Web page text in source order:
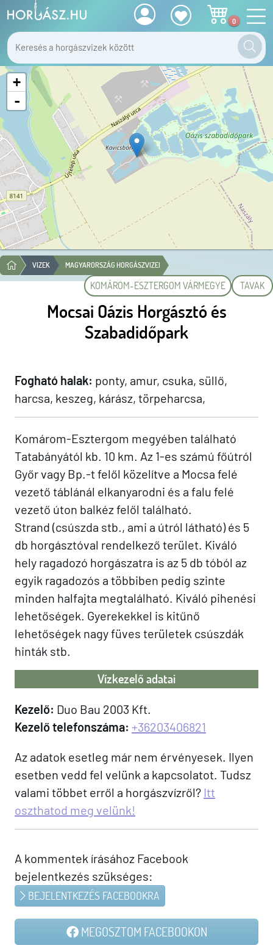
0
+
-
VIZEK MAGYARORSZÁG HORGÁSZVIZEI
KOMÁROM-ESZTERGOM VÁRMEGYE TAVAK
Mocsai Oázis Horgásztó és
Szabadidőpark
Fogható halak: ponty, amur, csuka, süllő,
harcsa, keszeg, kárász, törpeharcsa,
Komárom-Esztergom megyében található
Tatabányától kb. 10 km. Az 1-es számú főútról
Győr vagy Bp.-t felől közelítve a Mocsa felé
vezető táblánál elkanyarodni és a falu felé
vezető úton balkéz felől található.
Strand (csúszda stb., ami a útról látható) és 5
db horgásztóval rendelkező terület. Kiváló
hely ragadozó horgászatra is az 5 db tóból az
egyik ragadozós a többiben pedig szinte
minden halfajta megtalálható. Kiváló pihenési
lehetőségek. Gyerekekkel is kitűnő
lehetőségek nagy füves területek csúszdák
hinták stb.
Vízkezelő adatai
Kezelő: Duo Bau 2003 Kft.
Kezelő telefonszáma: +36203406821
Az adatok esetleg már nem érvényesek. Ilyen
esetben vedd fel velünk a kapcsolatot. Tudsz
valami többet erről a horgászvízről? Itt
oszthatod meg velünk!
A kommentek írásához Facebook
bejelentkezés szükséges:
BEJELENTKEZÉS FACEBOOKRA
MEGOSZTOM FACEBOOKON